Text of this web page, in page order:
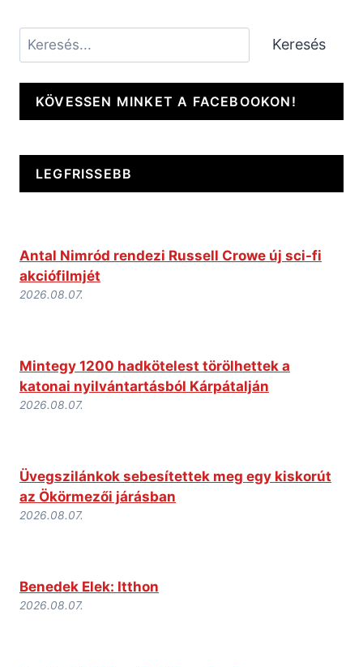
Keresés Keresés
KÖVESSEN MINKET A FACEBOOKON!
LEGFRISSEBB
Antal Nimród rendezi Russell Crowe új sci-fi
akciófilmjét
2026.08.07.
Mintegy 1200 hadkötelest törölhettek a
katonai nyilvántartásból Kárpátalján
2026.08.07.
Üvegszilánkok sebesítettek meg egy kiskorút
az Ökörmezői járásban
2026.08.07.
Benedek Elek: Itthon
2026.08.07.